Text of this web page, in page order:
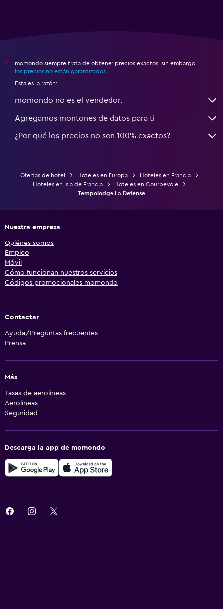
*
momondo siempre trata de obtener precios exactos, sin embargo,
los precios no están garantizados
Esta es la razón:
momondo no es el vendedor.
Agregamos montones de datos para ti
¿Por qué los precios no son 100% exactos?
Ofertas de hotel Hoteles en Europa
Hoteles en Francia
Hoteles en Isla de Francia
Hoteles en Courbevoie
Tempolodge La Defense
Nuestra empresa
Quiénes somos
Empleo
Móvil
Cómo funcionan nuestros servicios
Códigos promocionales momondo
Contactar
Ayuda/Preguntas frecuentes
Prensa
Más
Tasas de aerolíneas
Aerolíneas
Seguridad
Descarga la app de momondo